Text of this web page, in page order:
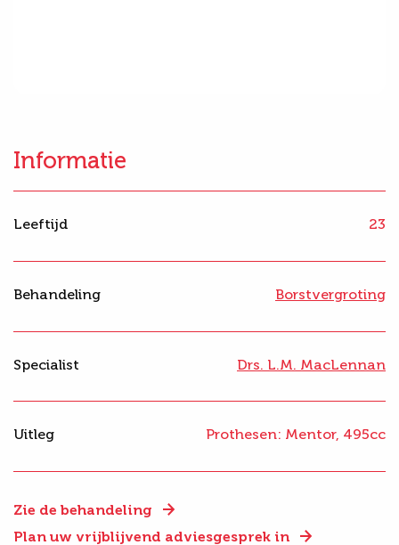
Zie de behandeling
Plan uw vrijblijvend adviesgesprek in
Informatie
Leeftijd 23
Behandeling Borstvergroting
Specialist Drs. L.M. MacLennan
Uitleg Prothesen: Mentor, 495cc